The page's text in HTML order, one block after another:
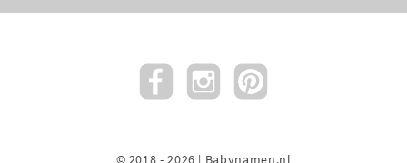
© 2018 - 2026 | Babynamen.nl